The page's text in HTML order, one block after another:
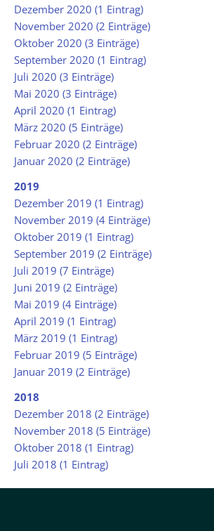
Dezember 2020 (1 Eintrag)
November 2020 (2 Einträge)
Oktober 2020 (3 Einträge)
September 2020 (1 Eintrag)
Juli 2020 (3 Einträge)
Mai 2020 (3 Einträge)
April 2020 (1 Eintrag)
März 2020 (5 Einträge)
Februar 2020 (2 Einträge)
Januar 2020 (2 Einträge)
2019
Dezember 2019 (1 Eintrag)
November 2019 (4 Einträge)
Oktober 2019 (1 Eintrag)
September 2019 (2 Einträge)
Juli 2019 (7 Einträge)
Juni 2019 (2 Einträge)
Mai 2019 (4 Einträge)
April 2019 (1 Eintrag)
März 2019 (1 Eintrag)
Februar 2019 (5 Einträge)
Januar 2019 (2 Einträge)
2018
Dezember 2018 (2 Einträge)
November 2018 (5 Einträge)
Oktober 2018 (1 Eintrag)
Juli 2018 (1 Eintrag)